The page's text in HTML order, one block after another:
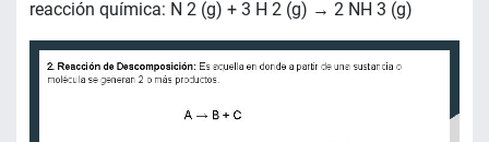
reacción química: N 2 (g) + 3 H 2 (g) → 2 NH 3 (g)